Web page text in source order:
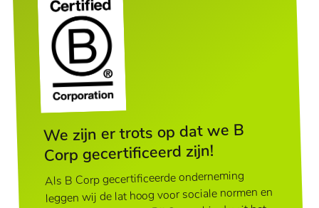
We zijn er trots op dat we B
Corp gecertificeerd zijn!
Als B Corp gecertificeerde onderneming
leggen wij de lat hoog voor sociale normen en